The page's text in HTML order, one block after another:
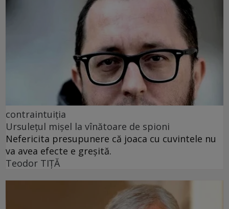
contraintuiția
Ursulețul mișel la vînătoare de spioni
Nefericita presupunere că joaca cu cuvintele nu
va avea efecte e greșită.
Teodor TIŢĂ